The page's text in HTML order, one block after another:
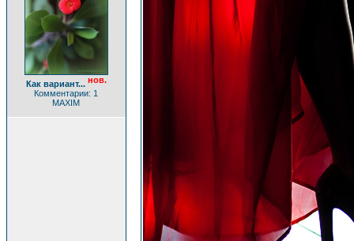
Как вариант... нов.
Комментарии: 1
MAXIM